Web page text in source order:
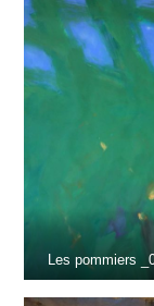
Les pommiers